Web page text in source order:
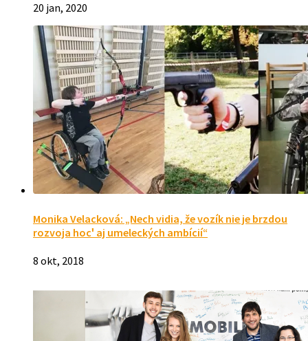
20 jan, 2020
Monika Velacková: „Nech vidia, že vozík nie je brzdou
rozvoja hocꞌ aj umeleckých ambícií“
8 okt, 2018